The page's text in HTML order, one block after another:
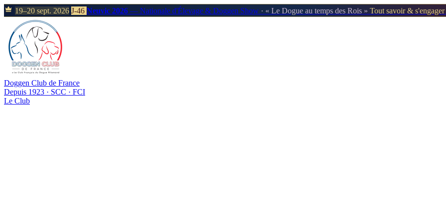
19–20 sept. 2026 J-46 Neuvic 2026 — Nationale d'Élevage & Doggen Show · « Le Dogue au temps des Rois » Tout savoir &
Doggen Club de France
Depuis 1923 · SCC · FCI
Le Club